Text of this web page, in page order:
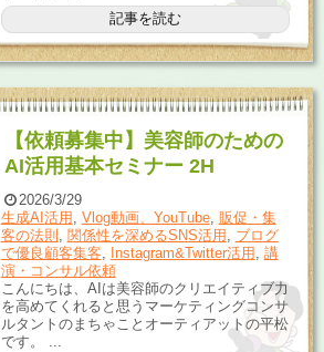
記事を読む
【依頼募集中】美容師のための
AI活用基本セミナー 2H
2026/3/29
生成AI活用 , Vlog動画、YouTube, 販促・集
客の法則 , 関係性を深めるSNS活用 , ブログ
で優良顧客集客, Instagram&Twitter活用 , 講
演・コンサル依頼
こんにちは、AIは美容師のクリエイティブ力
を高めてくれると思うマーケティングコンサ
ルタントのまちゃことオーティアットの平松
です。 ...